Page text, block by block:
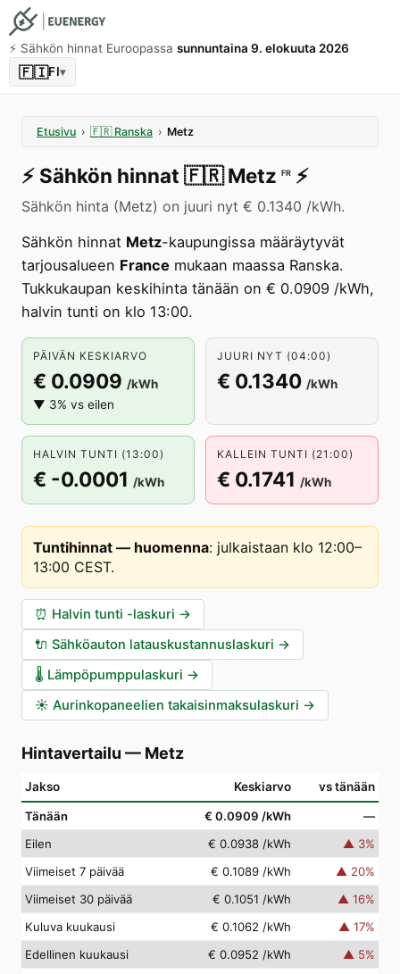
⚡️ Sähkön hinnat Euroopassa sunnuntaina 9. elokuuta 2026
🇫🇮FI▾
Etusivu › 🇫🇷 Ranska › Metz
⚡️ Sähkön hinnat 🇫🇷 Metz FR ⚡️
Sähkön hinta (Metz) on juuri nyt € 0.1340 /kWh.
Sähkön hinnat Metz-kaupungissa määräytyvät
tarjousalueen France mukaan maassa Ranska.
Tukkukaupan keskihinta tänään on € 0.0909 /kWh,
halvin tunti on klo 13:00.
PÄIVÄN KESKIARVO
€ 0.0909 /kWh
▼ 3% vs eilen
JUURI NYT (04:00)
€ 0.1340 /kWh
HALVIN TUNTI (13:00)
€ -0.0001 /kWh
KALLEIN TUNTI (21:00)
€ 0.1741 /kWh
Tuntihinnat — huomenna: julkaistaan klo 12:00–
13:00 CEST.
⏰ Halvin tunti -laskuri →
🔌 Sähköauton latauskustannuslaskuri →
🌡️ Lämpöpumppulaskuri →
☀️ Aurinkopaneelien takaisinmaksulaskuri →
Hintavertailu — Metz
Jakso Keskiarvo vs tänään
Tänään € 0.0909 /kWh
—
Eilen
€ 0.0938 /kWh ▲ 3%
Viimeiset 7 päivää
€ 0.1089 /kWh ▲ 20%
Viimeiset 30 päivää
€ 0.1051 /kWh ▲ 16%
Kuluva kuukausi
€ 0.1062 /kWh ▲ 17%
Edellinen kuukausi
€ 0.0952 /kWh ▲ 5%